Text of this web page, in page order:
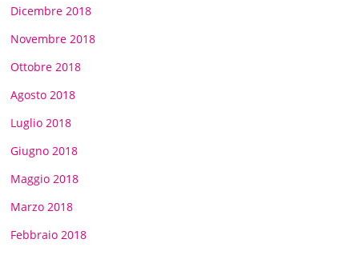
Dicembre 2018
Novembre 2018
Ottobre 2018
Agosto 2018
Luglio 2018
Giugno 2018
Maggio 2018
Marzo 2018
Febbraio 2018